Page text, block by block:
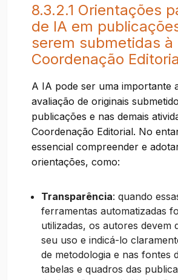
8.3.2.1 Orientações
de IA em
serem submetidas à
Coordenação
A IA pode ser uma importante
avaliação de originais
publicações e nas demais
Coordenação Editorial. No
essencial compreender e
orientações, como:
Transparência: quando
ferramentas automatizadas
utilizadas, os autores devem
seu uso e indicá-lo
de metodologia e nas fontes
tabelas e quadros das